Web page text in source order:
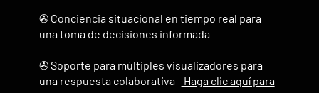
✇ Conciencia situacional en tiempo real para
una toma de decisiones informada
✇ Soporte para múltiples visualizadores para
una respuesta colaborativa -Haga clic aquí para